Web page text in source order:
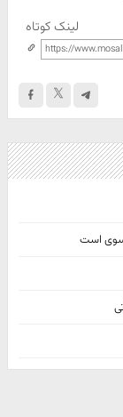
لینک کوتاه
است